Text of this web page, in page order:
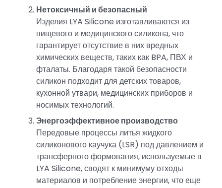
Нетоксичный и безопасный
Изделия LYA Silicone изготавливаются из
пищевого и медицинского силикона, что
гарантирует отсутствие в них вредных
химических веществ, таких как BPA, ПВХ и
фталаты. Благодаря такой безопасности
силикон подходит для детских товаров,
кухонной утвари, медицинских приборов и
носимых технологий.
Энергоэффективное производство
Передовые процессы литья жидкого
силиконового каучука (LSR) под давлением и
трансферного формования, используемые в
LYA Silicone, сводят к минимуму отходы
материалов и потребление энергии, что еще